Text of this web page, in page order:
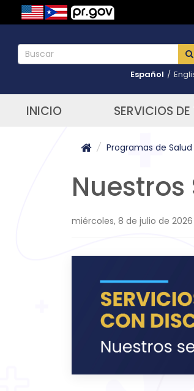
Español /
INICIO SERVICIOS
/ Programas de Salud
Nuestros
miércoles, 8 de julio de 2026